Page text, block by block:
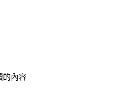
的內容